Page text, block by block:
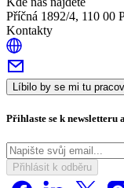
Příčná 1892/4, 110 00
Kontakty
Líbilo by se mi tu
Přihlaste se k newsletteru
Přihlásit k odběru